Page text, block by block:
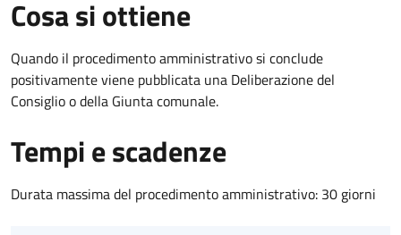
Cosa si ottiene
Quando il procedimento amministrativo si conclude
positivamente viene pubblicata una Deliberazione del
Consiglio o della Giunta comunale.
Tempi e scadenze
Durata massima del procedimento amministrativo: 30 giorni